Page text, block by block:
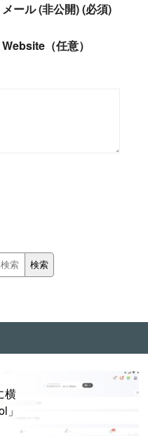
メール (非公開) (必須)
Website（任意）
横